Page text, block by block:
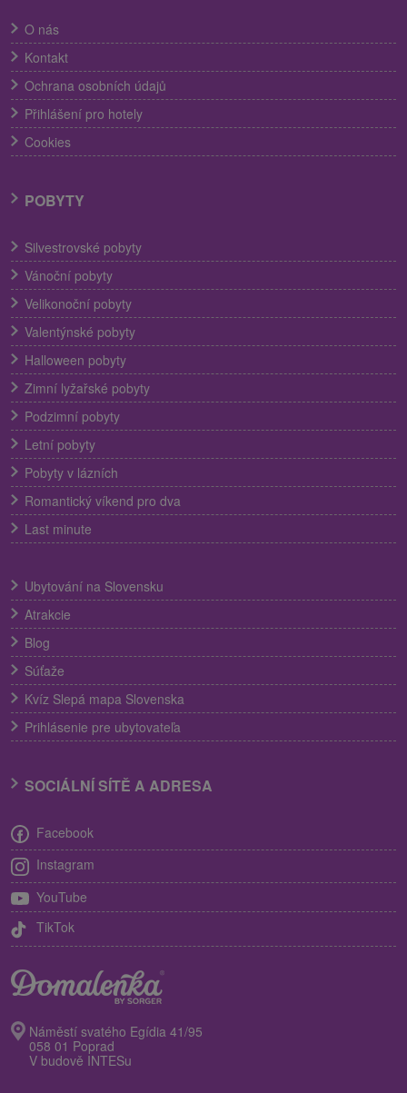
O nás
Kontakt
Ochrana osobních údajů
Přihlášení pro hotely
Cookies
POBYTY
Silvestrovské pobyty
Vánoční pobyty
Velikonoční pobyty
Valentýnské pobyty
Halloween pobyty
Zimní lyžařské pobyty
Podzimní pobyty
Letní pobyty
Pobyty v lázních
Romantický víkend pro dva
Last minute
Ubytování na Slovensku
Atrakcie
Blog
Súťaže
Kvíz Slepá mapa Slovenska
Prihlásenie pre ubytovateľa
SOCIÁLNÍ SÍTĚ A ADRESA
Facebook
Instagram
YouTube
TikTok
Náměstí svatého Egídia 41/95
058 01 Poprad
V budově INTESu